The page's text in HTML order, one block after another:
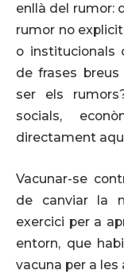
enllà del rumor:
rumor no
o institucionals
de frases
ser els
socials,
directament
Vacunar-se
de canviar la
exercici per a
entorn, que
vacuna per a